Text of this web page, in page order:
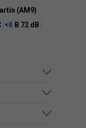
(AM9)
B 72 dB